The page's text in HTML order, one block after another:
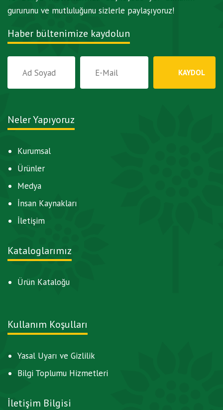
gururunu ve mutluluğunu sizlerle paylaşıyoruz!
Haber bültenimize kaydolun
Neler Yapıyoruz
Kurumsal
Ürünler
Medya
İnsan Kaynakları
İletişim
Kataloglarımız
Ürün Kataloğu
Kullanım Koşulları
Yasal Uyarı ve Gizlilik
Bilgi Toplumu Hizmetleri
İletişim Bilgisi